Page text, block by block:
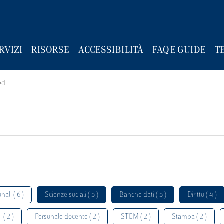
RISORSE ACCESSIBILITÀ FAQ E GUIDE
( 6 ) Scienze sociali ( 5 ) Banche dati ( 5 ) Diritto ( 4 )
( 2 ) Personale docente ( 2 ) STEM ( 2 ) Stampa ( 2 )